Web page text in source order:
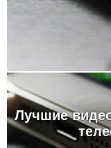
Лучшие